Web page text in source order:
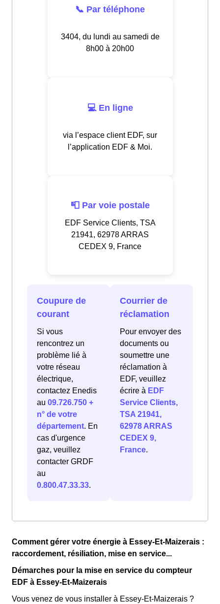
📞 Par téléphone
3404, du lundi au samedi de
8h00 à 20h00
💻 En ligne
via l’espace client EDF, sur
l’application EDF & Moi.
📮 Par voie postale
EDF Service Clients, TSA
21941, 62978 ARRAS
CEDEX 9, France
Coupure de
courant
Si vous
rencontrez un
problème lié à
votre réseau
électrique,
contactez Enedis
au 09.726.750 +
n° de votre
département. En
cas d'urgence
gaz, veuillez
contacter GRDF
au
0.800.47.33.33.
Courrier de
réclamation
Pour envoyer des
documents ou
soumettre une
réclamation à
EDF, veuillez
écrire à EDF
Service Clients,
TSA 21941,
62978 ARRAS
CEDEX 9,
France.
Comment gérer votre énergie à Essey-Et-Maizerais :
raccordement, résiliation, mise en service...
Démarches pour la mise en service du compteur
EDF à Essey-Et-Maizerais
Vous venez de vous installer à Essey-Et-Maizerais ?